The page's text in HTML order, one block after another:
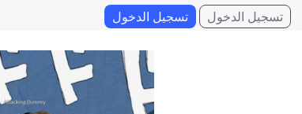
تسجيل الدخول تسجيل الدخول